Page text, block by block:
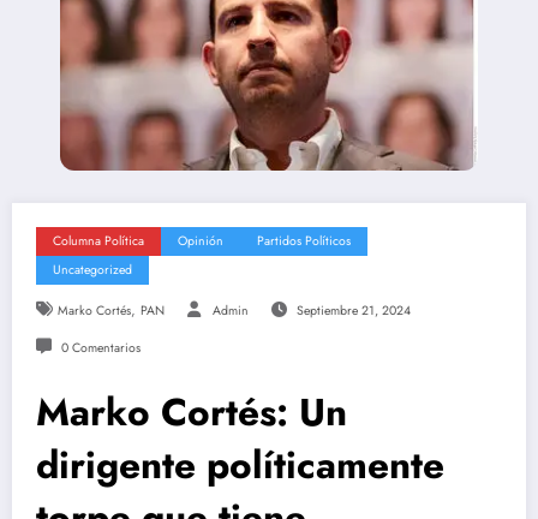
Columna Política Opinión
Partidos Políticos
Uncategorized
Marko Cortés, PAN Admin Septiembre 21, 2024
0 Comentarios
Marko Cortés: Un
dirigente políticamente